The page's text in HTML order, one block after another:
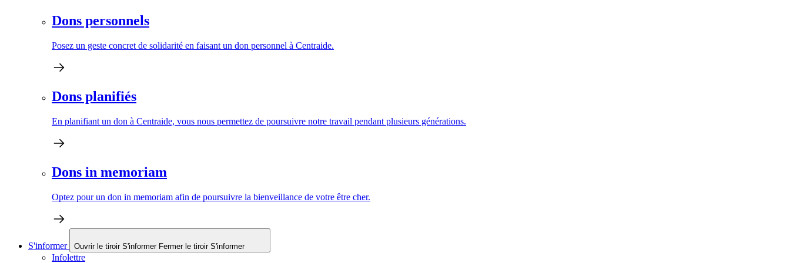
Dons personnels
Posez un geste concret de solidarité en faisant un don personnel à Centraide.
Dons planifiés
En planifiant un don à Centraide, vous nous permettez de poursuivre notre travail pendant plusieurs générations.
Dons in memoriam
Optez pour un don in memoriam afin de poursuivre la bienveillance de votre être cher.
S'informer Ouvrir le tiroir S'informer Fermer le tiroir S'informer
Infolettre